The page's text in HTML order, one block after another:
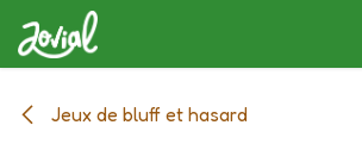
Se rendre au contenu
Jeux de bluff et hasard